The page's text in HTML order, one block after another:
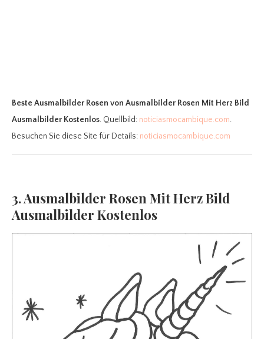
Beste Ausmalbilder Rosen von Ausmalbilder Rosen Mit Herz Bild
Ausmalbilder Kostenlos. Quellbild: noticiasmocambique.com.
Besuchen Sie diese Site für Details: noticiasmocambique.com
3. Ausmalbilder Rosen Mit Herz Bild
Ausmalbilder Kostenlos